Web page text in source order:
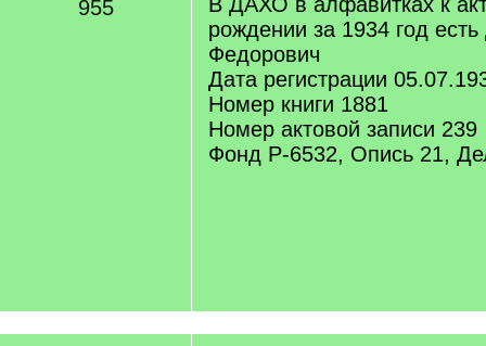
955
рождении за 1934 год
Федорович
Дата регистрации
Номер книги 1881
Номер актовой записи 239
Фонд Р-6532, Опись 21,